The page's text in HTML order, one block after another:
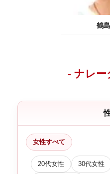
鶴
- ナレー
女性すべて
20代女性 30代女性